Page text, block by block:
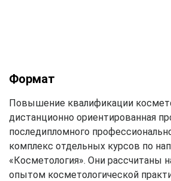
Формат
Повышение квалификации
дистанционно ориентированная
последипломного
комплекс отдельных курсов по
«Косметология». Они рассчитаны
опытом косметологической